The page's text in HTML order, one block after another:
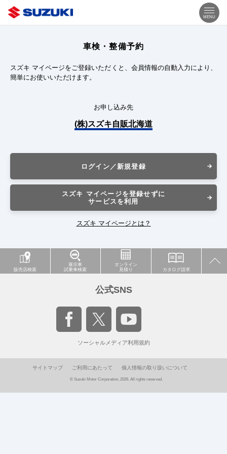
MENU
車検・整備予約
スズキ マイページをご登録いただくと、会員情報の自動入力により、
簡単にお使いいただけます。
お申し込み先
(株)スズキ自販北海道
ログイン／新規登録
スズキ マイページを登録せずに
サービスを利用
スズキ マイページとは？
販売店検索
展示車
試乗車検索
オンライン
見積り
カタログ請求
公式SNS
ソーシャルメディア利用規約
サイトマップ ご利用にあたって 個人情報の取り扱いについて
© Suzuki Motor Corporation, 2026. All rights reserved.